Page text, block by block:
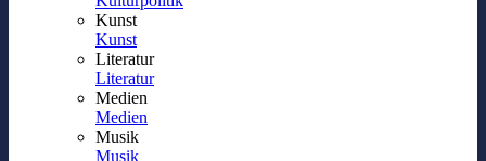
Kunst
Kunst
Literatur
Literatur
Medien
Medien
Musik
Musik